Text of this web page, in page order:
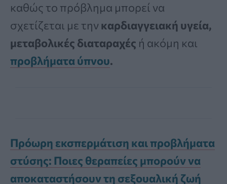
καθώς το πρόβλημα μπορεί να
σχετίζεται με την καρδιαγγειακή υγεία,
μεταβολικές διαταραχές ή ακόμη και
προβλήματα ύπνου.
Πρόωρη εκσπερμάτιση και προβλήματα
στύσης: Ποιες θεραπείες μπορούν να
αποκαταστήσουν τη σεξουαλική ζωή